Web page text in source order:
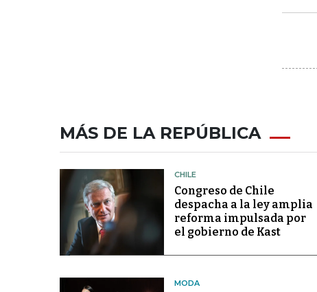
MÁS DE LA REPÚBLICA
CHILE
Congreso de Chile
despacha a la ley amplia
reforma impulsada por
el gobierno de Kast
MODA